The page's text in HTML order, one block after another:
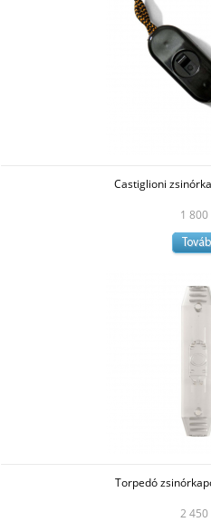
Castiglioni
1 800
Torpedó
2 450